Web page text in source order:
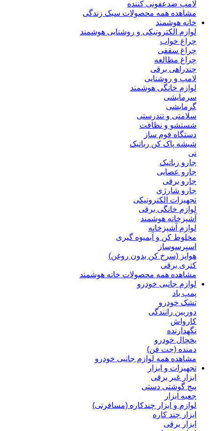
لامپ ضدعفونی کننده
مشاهده همه محصولات سبک زندگی
خانه هوشمند
لوازم الکترونیکی و روشنایی هوشمند
چراغ خواب
چراغ سقفی
چراغ مطالعه
چندراهی برقی
لامپ و روشنایی
لوازم خانگی هوشمند
سرمایشی
گرمایشی
سلامتی و تندرستی
شستشو و نظافت
دستگاه فوم ساز
شیشه پاک کن رباتیک
تی
جارو رباتیک
جارو عصایی
جارو برقی
جارو شارژی
تجهیزات الکترونیکی
لوازم خانگی برقی
آشپزخانه هوشمند
لوازم آشپزخانه
مخلوط کن و آبمیوه گیری
اسپرسوساز
هواپز (سرخ کن بدون روغن)
کتری برقی
مشاهده همه محصولات خانه هوشمند
لوازم جانبی خودرو
پمپ باد
تشک خودرو
دوربین رانندگی
کارواش
نگهدارنده
یخچال خودرو
دمنده (جت فن)
مشاهده همه لوازم جانبی خودرو
تجهیزات و ابزار
ابزار غیر برقی
پیچ گوشتی دستی
جعبه ابزار
لوازم و ابزار چندکاره (مسافرتی)
ابزار چند کاره
ابزار برقی